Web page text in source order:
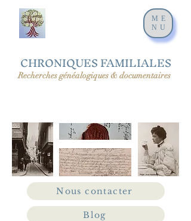
CHRONIQUES FAMILIALES
Recherches généalogiques & documentaires
Nous contacter
Blog
ME
NU